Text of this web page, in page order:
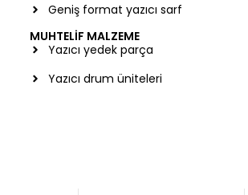
Geniş format yazıcı sarf
MUHTELİF MALZEME
Yazıcı yedek parça
Yazıcı drum üniteleri